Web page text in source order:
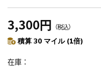
3,300円 （税込）
積算 30 マイル (1倍)
在庫